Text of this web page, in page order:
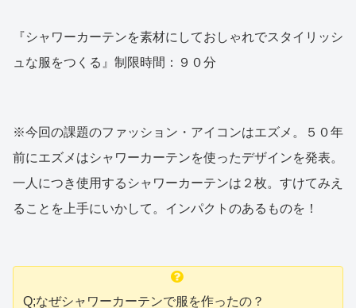
『シャワーカーテンを素材にしておしゃれでスタイリッシ
ュな服をつくる』制限時間：９０分
※今回の課題のファッション・アイコンはエズメ。５０年
前にエズメはシャワーカーテンを使ったデザインを発表。
一人につき使用するシャワーカーテンは２枚。すけてみえ
ることを上手にいかして。インパクトのあるものを！
Q;なぜシャワーカーテンで服を作ったの？